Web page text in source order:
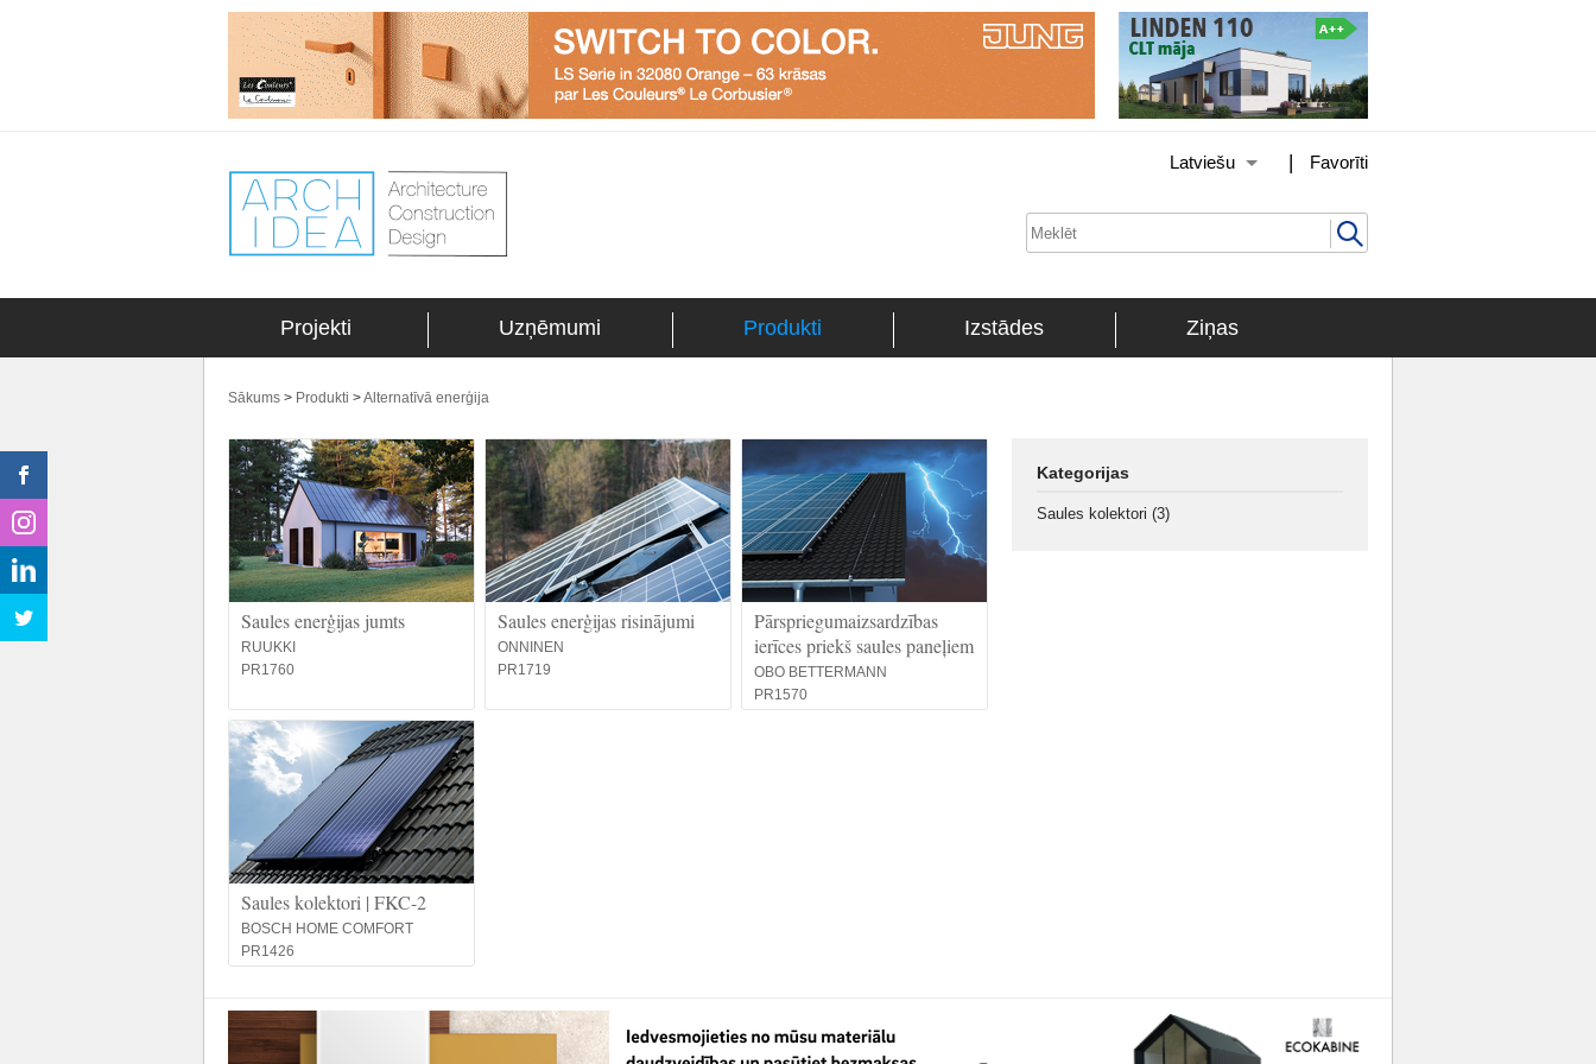
Favorīti
|
Latviešu
Projekti Uzņēmumi Produkti Izstādes Ziņas
Sākums > Produkti >Alternatīvā enerģija
Saules enerģijas jumts
RUUKKI
PR1760
Saules enerģijas risinājumi
ONNINEN
PR1719
Pārspriegumaizsardzības
ierīces priekš saules paneļiem
OBO BETTERMANN
PR1570
Saules kolektori | FKC-2
BOSCH HOME COMFORT
PR1426
Kategorijas
Saules kolektori (3)